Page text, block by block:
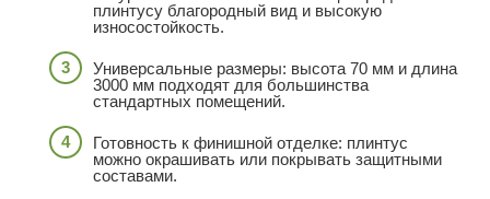
плинтусу благородный вид и высокую
износостойкость.
Универсальные размеры: высота 70 мм и длина
3000 мм подходят для большинства
стандартных помещений.
Готовность к финишной отделке: плинтус
можно окрашивать или покрывать защитными
составами.